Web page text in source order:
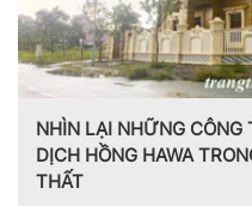
LẠI NHỮNG CÔNG TRÌNH
HỒNG HAWA TRONG